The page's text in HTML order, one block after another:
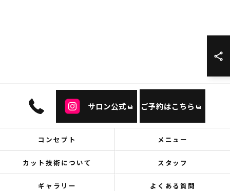
サロン公式 ご予約はこちら
コンセプト メニュー
カット技術について スタッフ
ギャラリー よくある質問